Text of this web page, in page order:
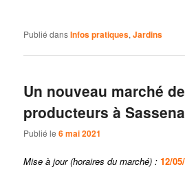
Publié dansInfos pratiques,Jardins
Un nouveau marché de
producteurs à
Publié le6 mai 2021
Mise à jour (horaires du marché) : 12/